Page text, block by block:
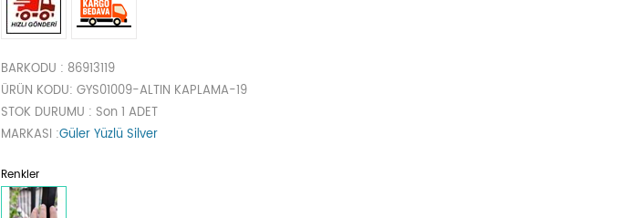
BARKODU : 86913119
ÜRÜN KODU: GYS01009-ALTIN KAPLAMA-19
STOK DURUMU : Son 1 ADET
MARKASI :Güler Yüzlü Silver
Renkler